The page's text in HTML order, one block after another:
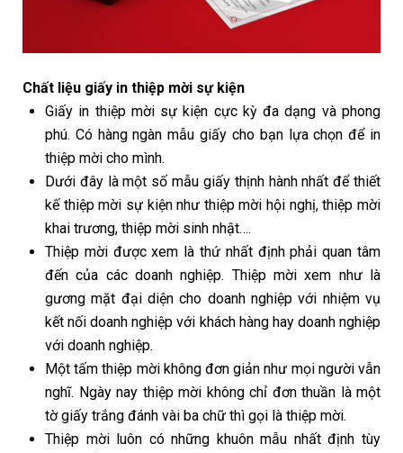
Chất liệu giấy in thiệp mời sự kiện
Giấy in thiệp mời sự kiện cực kỳ đa dạng và phong
phú. Có hàng ngàn mẫu giấy cho bạn lựa chọn để in
thiệp mời cho mình.
Dưới đây là một số mẫu giấy thịnh hành nhất để thiết
kế thiệp mời sự kiện như thiệp mời hội nghị, thiệp mời
khai trương, thiệp mời sinh nhật….
Thiệp mời được xem là thứ nhất định phải quan tâm
đến của các doanh nghiệp. Thiệp mời xem như là
gương mặt đại diện cho doanh nghiệp với nhiệm vụ
kết nối doanh nghiệp với khách hàng hay doanh nghiệp
với doanh nghiệp.
Một tấm thiệp mời không đơn giản như mọi người vẫn
nghĩ. Ngày nay thiệp mời không chỉ đơn thuần là một
tờ giấy trắng đánh vài ba chữ thì gọi là thiệp mời.
Thiệp mời luôn có những khuôn mẫu nhất định tùy